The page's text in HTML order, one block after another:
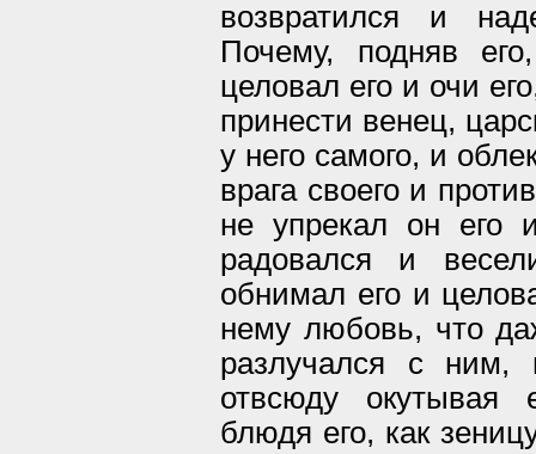
возвратился и
Почему, подняв
целовал его и очи
принести венец,
у него самого, и
врага своего и
не упрекал он его
радовался и
обнимал его и
нему любовь, что
разлучался с
отвсюду окутывая
блюдя его, как